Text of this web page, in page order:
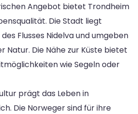
Angebot bietet Trondheim
Die Stadt liegt
Flusses Nidelva und umgeben
Natur. Die Nähe zur Küste bietet
wie Segeln oder
prägt das Leben in
Die Norweger sind für ihre